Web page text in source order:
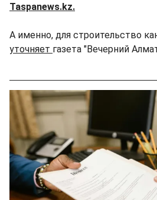
Taspanews.kz.
А именно, для строительство
уточняет газета "Вечерний